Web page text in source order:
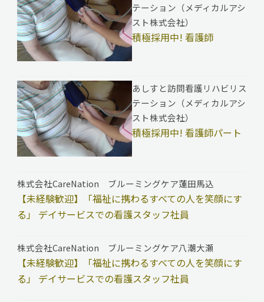
テーション（メディカルアシ
スト株式会社）
積極採用中! 看護師
あしすと訪問看護リハビリス
テーション（メディカルアシ
スト株式会社）
積極採用中! 看護師パート
株式会社CareNation ブルーミングケア蓮田馬込
【未経験歓迎】「福祉に携わるすべての人を笑顔にす
る」 デイサービスでの看護スタッフ社員
株式会社CareNation ブルーミングケア八潮大瀬
【未経験歓迎】「福祉に携わるすべての人を笑顔にす
る」 デイサービスでの看護スタッフ社員